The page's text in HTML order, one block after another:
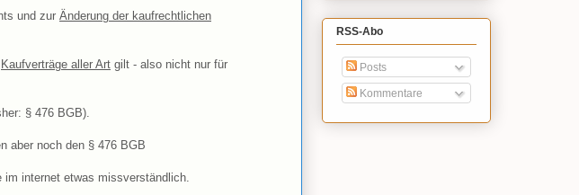
und zur Änderung der kaufrechtlichen
Kaufverträge aller Art gilt - also nicht nur für
§ 476 BGB).
aber noch den § 476 BGB
im internet etwas missverständlich.
RSS-Abo
Posts
Kommentare